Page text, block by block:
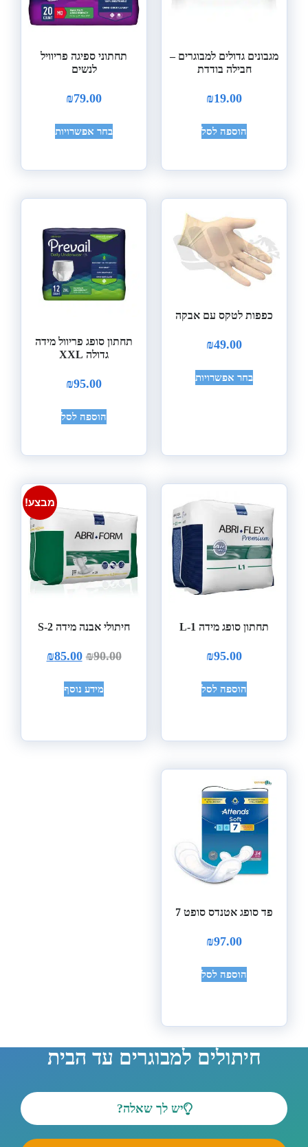
מגבונים גדולים למבוגרים –
חבילה בודדת
₪19.00
הוספה לסל
תחתוני ספיגה פריוויל
לנשים
₪79.00
בחר אפשרויות
כפפות לטקס עם אבקה
₪49.00
בחר אפשרויות
תחתון סופג פריוול מידה
גדולה XXL
₪95.00
הוספה לסל
תחתון סופג מידה L-1
₪95.00
הוספה לסל
מבצע!
חיתולי אבנה מידה S-2
₪90.00
₪85.00
מידע נוסף
פד סופג אטנדס סופט 7
₪97.00
הוספה לסל
חיתולים למבוגרים עד הבית
יש לך שאלה?